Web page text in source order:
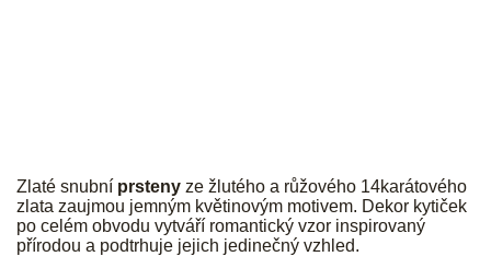
Zlaté snubní prsteny ze žlutého a růžového 14karátového
zlata zaujmou jemným květinovým motivem. Dekor kytiček
po celém obvodu vytváří romantický vzor inspirovaný
přírodou a podtrhuje jejich jedinečný vzhled.